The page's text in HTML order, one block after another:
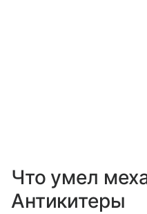
Что умел
Антикитеры